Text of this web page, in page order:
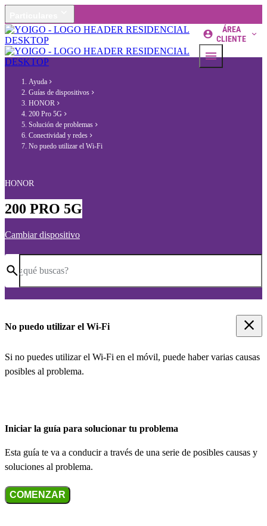
ÁREA
CLIENTE
Ayuda
Guías de dispositivos
HONOR
200 Pro 5G
Solución de problemas
Conectividad y redes
No puedo utilizar el Wi-Fi
HONOR
200 PRO 5G
Cambiar dispositivo
¿qué buscas?
No puedo utilizar el Wi-Fi
Si no puedes utilizar el Wi-Fi en el móvil, puede haber varias causas
posibles al problema.
Iniciar la guía para solucionar tu problema
Esta guía te va a conducir a través de una serie de posibles causas y
soluciones al problema.
COMENZAR